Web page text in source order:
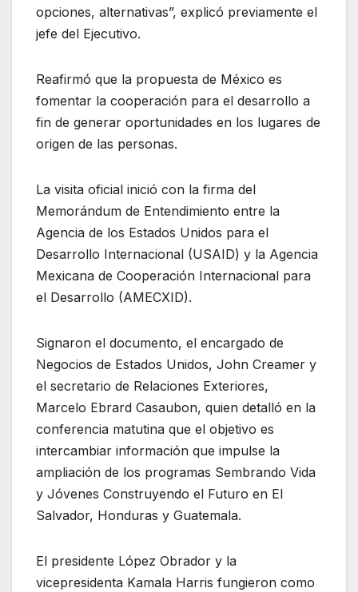
opciones, alternativas”, explicó previamente el
jefe del Ejecutivo.
Reafirmó que la propuesta de México es
fomentar la cooperación para el desarrollo a
fin de generar oportunidades en los lugares de
origen de las personas.
La visita oficial inició con la firma del
Memorándum de Entendimiento entre la
Agencia de los Estados Unidos para el
Desarrollo Internacional (USAID) y la Agencia
Mexicana de Cooperación Internacional para
el Desarrollo (AMECXID).
Signaron el documento, el encargado de
Negocios de Estados Unidos, John Creamer y
el secretario de Relaciones Exteriores,
Marcelo Ebrard Casaubon, quien detalló en la
conferencia matutina que el objetivo es
intercambiar información que impulse la
ampliación de los programas Sembrando Vida
y Jóvenes Construyendo el Futuro en El
Salvador, Honduras y Guatemala.
El presidente López Obrador y la
vicepresidenta Kamala Harris fungieron como